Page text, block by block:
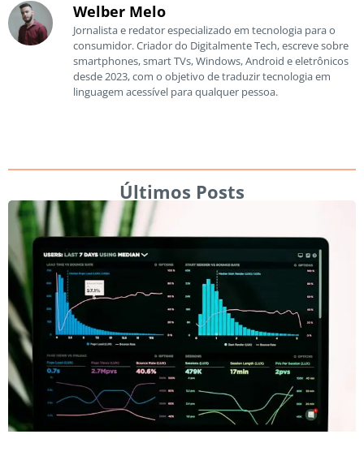
Welber Melo
Jornalista e redator especializado em tecnologia para o
consumidor. Criador do Digitalmente Tech, escreve sobre
smartphones, smart TVs, Windows, Android e eletrônicos
desde 2023, com o objetivo de traduzir tecnologia em
linguagem acessível para qualquer pessoa.
Últimos Posts